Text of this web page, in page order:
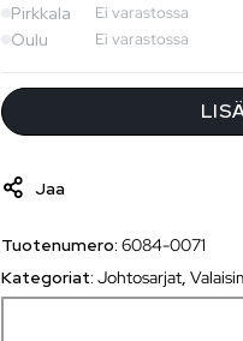
Pirkkala Ei varastossa
Oulu Ei varastossa
Jaa
Tuotenumero:6084-0071
Kategoriat:Johtosarjat ,